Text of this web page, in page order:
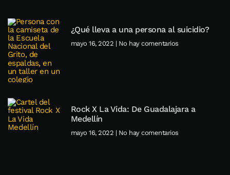
¿Qué lleva a una persona al suicidio?
mayo 16, 2022 No hay comentarios
Rock X La Vida: De Guadalajara a
Medellín
mayo 16, 2022 No hay comentarios